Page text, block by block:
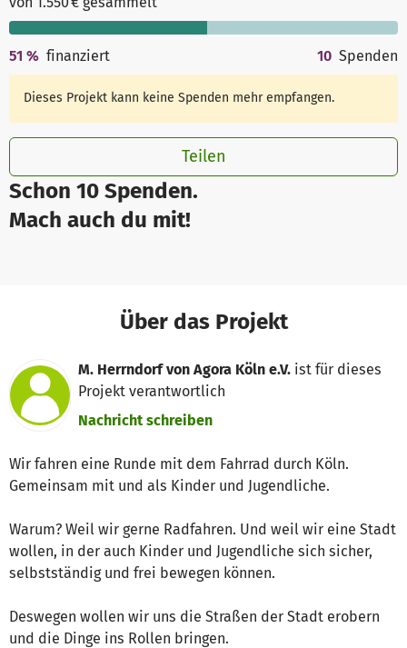
Schon 10 Spenden.
Mach auch du mit!
51 % finanziert 10 Spenden
Dieses Projekt kann keine Spenden mehr empfangen.
Teilen
Über das Projekt
M. Herrndorf von Agora Köln e.V. ist für dieses
Projekt verantwortlich
Nachricht schreiben
Wir fahren eine Runde mit dem Fahrrad durch Köln.
Gemeinsam mit und als Kinder und Jugendliche.
Warum? Weil wir gerne Radfahren. Und weil wir eine Stadt
wollen, in der auch Kinder und Jugendliche sich sicher,
selbstständig und frei bewegen können.
Deswegen wollen wir uns die Straßen der Stadt erobern
und die Dinge ins Rollen bringen.